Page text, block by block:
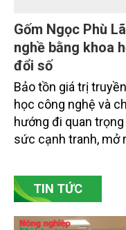
Gốm Ngọc Phù
nghề bằng khoa
đổi số
Bảo tồn giá trị
học công nghệ và
hướng đi quan
bền vững. Tại làng
Bắc Ninh, nhiều
chủ động đổi mới tư
TIN TỨC